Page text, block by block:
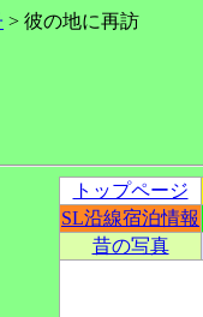
> 彼の地に再訪
トップページ
SL沿線宿泊情報
昔の写真